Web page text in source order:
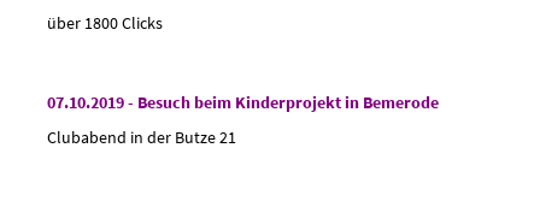
über 1800 Clicks
07.10.2019 - Besuch beim Kinderprojekt in Bemerode
Clubabend in der Butze 21